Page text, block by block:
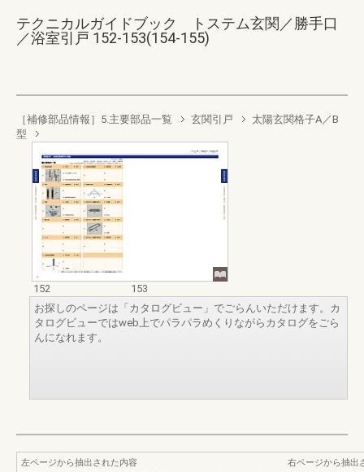
テクニカルガイドブック トステム玄関／勝手口
／浴室引戸 152-153(154-155)
［補修部品情報］5.主要部品一覧 玄関引戸
太陽玄関格子A／B
型
152
153
お探しのページは「カタログビュー」でごらんいただけます。カ
タログビューではweb上でパラパラめくりながらカタログをごら
んになれます。
左ページから抽出された内容
右ページから抽出